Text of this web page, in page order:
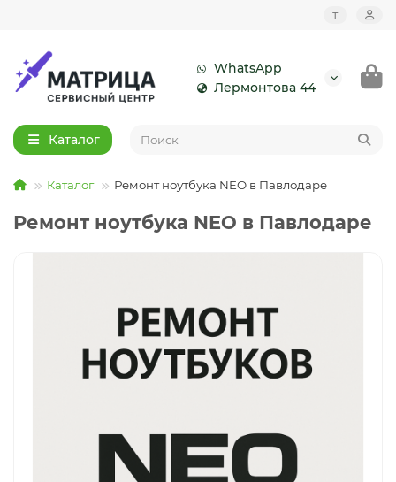
₸
WhatsApp
Лермонтова 44
Каталог
Каталог Ремонт ноутбука NEO в Павлодаре
Ремонт ноутбука NEO в Павлодаре